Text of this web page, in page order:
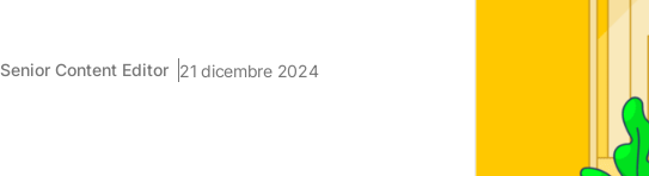
Senior Content Editor 21 dicembre 2024